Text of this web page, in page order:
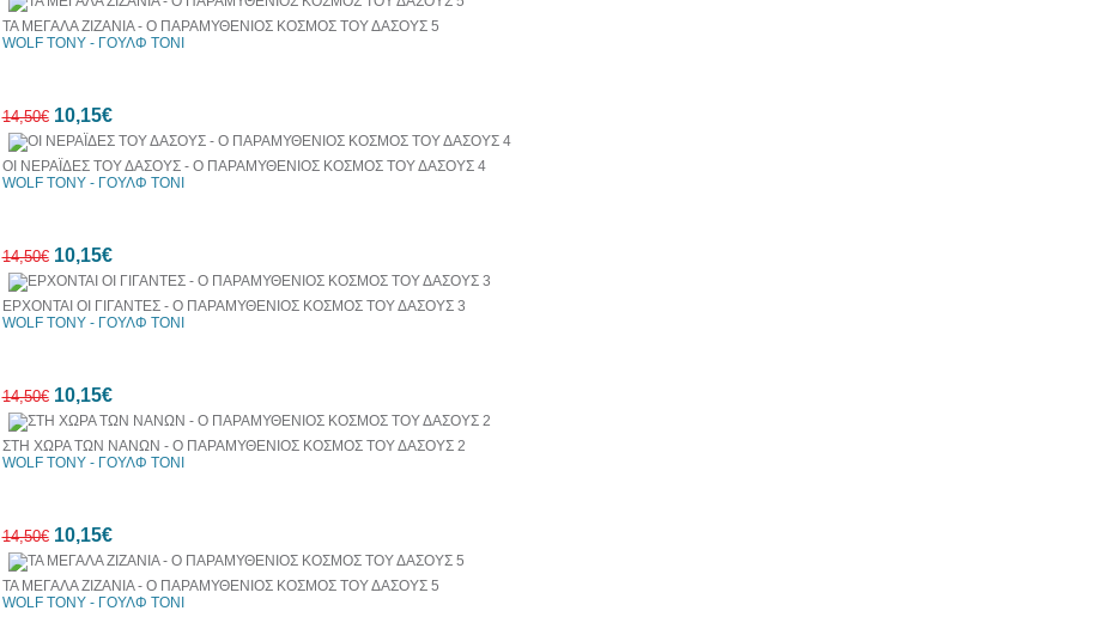
ΤΑ ΜΕΓΑΛΑ ΖΙΖΑΝΙΑ - Ο ΠΑΡΑΜΥΘΕΝΙΟΣ ΚΟΣΜΟΣ ΤΟΥ ΔΑΣΟΥΣ 5
WOLF TONY - ΓΟΥΛΦ ΤΟΝΙ
14,50€ 10,15€
ΟΙ ΝΕΡΑΪΔΕΣ ΤΟΥ ΔΑΣΟΥΣ - Ο ΠΑΡΑΜΥΘΕΝΙΟΣ ΚΟΣΜΟΣ ΤΟΥ ΔΑΣΟΥΣ 4
WOLF TONY - ΓΟΥΛΦ ΤΟΝΙ
14,50€ 10,15€
ΕΡΧΟΝΤΑΙ ΟΙ ΓΙΓΑΝΤΕΣ - Ο ΠΑΡΑΜΥΘΕΝΙΟΣ ΚΟΣΜΟΣ ΤΟΥ ΔΑΣΟΥΣ 3
WOLF TONY - ΓΟΥΛΦ ΤΟΝΙ
14,50€ 10,15€
ΣΤΗ ΧΩΡΑ ΤΩΝ ΝΑΝΩΝ - Ο ΠΑΡΑΜΥΘΕΝΙΟΣ ΚΟΣΜΟΣ ΤΟΥ ΔΑΣΟΥΣ 2
WOLF TONY - ΓΟΥΛΦ ΤΟΝΙ
14,50€ 10,15€
ΤΑ ΜΕΓΑΛΑ ΖΙΖΑΝΙΑ - Ο ΠΑΡΑΜΥΘΕΝΙΟΣ ΚΟΣΜΟΣ ΤΟΥ ΔΑΣΟΥΣ 5
WOLF TONY - ΓΟΥΛΦ ΤΟΝΙ